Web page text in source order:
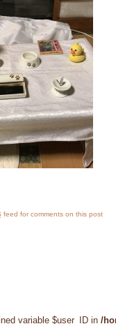
feed for comments on this post
variable $user_ID in /